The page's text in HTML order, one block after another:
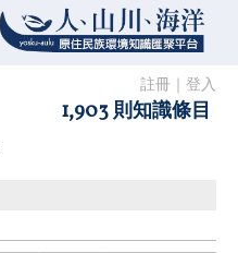
註冊 登入
1,903 則知識條目